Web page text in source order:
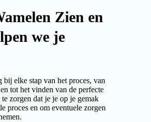
Zien en
we je
bij elke stap van het proces, van
tot het vinden van de perfecte
zorgen dat je je op je gemak
proces en om eventuele zorgen